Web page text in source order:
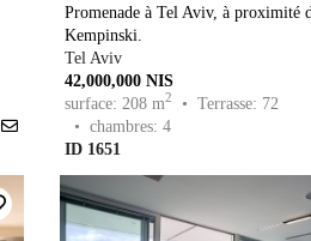
Promenade à Tel Aviv, à proximité
Kempinski.
Tel Aviv
42,000,000 NIS
surface: 208 m2
• Terrasse: 72
• chambres: 4
ID 1651